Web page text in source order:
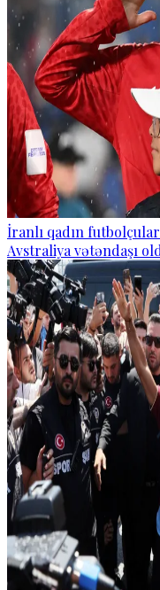
İranlı qadın
Avstraliya vətəndaşı